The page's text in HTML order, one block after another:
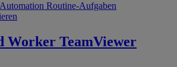
Routine-Aufgaben
Worker TeamViewer